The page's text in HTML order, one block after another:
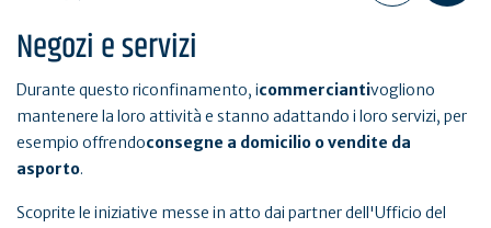
Negozi e servizi
Durante questo riconfinamento, icommerciantivogliono
mantenere la loro attività e stanno adattando i loro servizi, per
esempio offrendoconsegne a domicilio o vendite da
asporto.
Scoprite le iniziative messe in atto dai partner dell'Ufficio del